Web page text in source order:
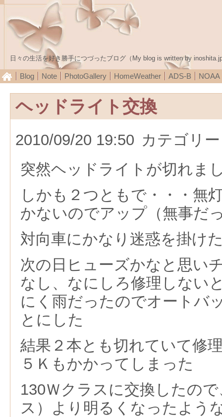
日々の生活を好き勝手につづったブログ（My blog is written by
Blog Note PhotoGallery HomeWeather ADS-B NOAA
ヘッドライト交換
2010/09/20 19:50 カテゴリ
突然ヘッドライトが切れま
しかも２つともで・・・無
かないのでアップ（無事だ
対向車にかなり迷惑を掛け
次の日ヒューズかなと思い
なし、なにしろ修理しない
にく雨だったのでオートバ
とにした
結果２本とも切れていて修
５Ｋもかかってしまった
130Ｗクラスに交換したの
ス）より明るくなったよう